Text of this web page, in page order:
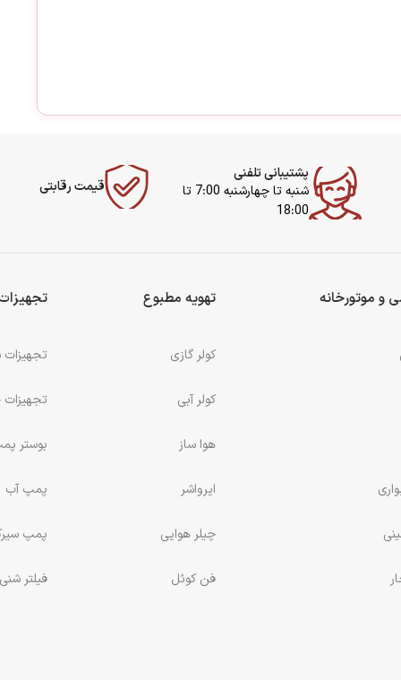
پشتیبانی تلفنی
شنبه تا چهارشنبه 7:00 تا
18:00
قیمت رقابتی
و موتورخانه تهویه مطبوع
کولر گازی
کولر آبی
هوا ساز
ایرواشر
چیلر هوایی
فن کوئل
تجهیزات
بوستر
پمپ آب
پمپ
فیلتر